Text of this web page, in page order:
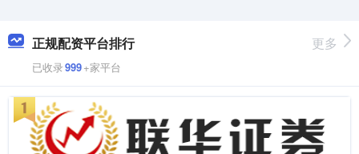
正规配资平台排行
已收录999+家平台
更多